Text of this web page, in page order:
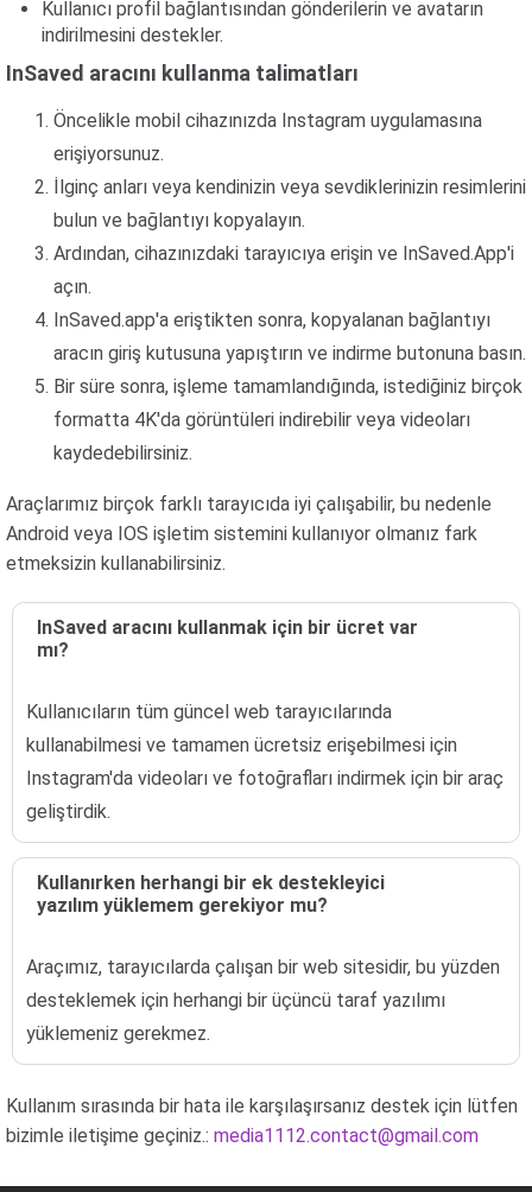
Kullanıcı profil bağlantısından gönderilerin ve avatarın
indirilmesini destekler.
InSaved aracını kullanma talimatları
Öncelikle mobil cihazınızda Instagram uygulamasına
erişiyorsunuz.
İlginç anları veya kendinizin veya sevdiklerinizin resimlerini
bulun ve bağlantıyı kopyalayın.
Ardından, cihazınızdaki tarayıcıya erişin ve InSaved.App'i
açın.
InSaved.app'a eriştikten sonra, kopyalanan bağlantıyı
aracın giriş kutusuna yapıştırın ve indirme butonuna basın.
Bir süre sonra, işleme tamamlandığında, istediğiniz birçok
formatta 4K'da görüntüleri indirebilir veya videoları
kaydedebilirsiniz.
Araçlarımız birçok farklı tarayıcıda iyi çalışabilir, bu nedenle
Android veya IOS işletim sistemini kullanıyor olmanız fark
etmeksizin kullanabilirsiniz.
InSaved aracını kullanmak için bir ücret var
mı?
Kullanıcıların tüm güncel web tarayıcılarında
kullanabilmesi ve tamamen ücretsiz erişebilmesi için
Instagram'da videoları ve fotoğrafları indirmek için bir araç
geliştirdik.
Kullanırken herhangi bir ek destekleyici
yazılım yüklemem gerekiyor mu?
Araçımız, tarayıcılarda çalışan bir web sitesidir, bu yüzden
desteklemek için herhangi bir üçüncü taraf yazılımı
yüklemeniz gerekmez.
Kullanım sırasında bir hata ile karşılaşırsanız destek için lütfen
bizimle iletişime geçiniz.: media1112.contact@gmail.com